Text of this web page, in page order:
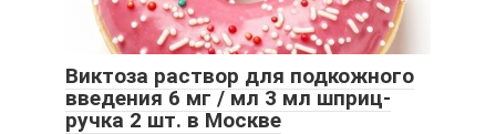
Виктоза раствор для подкожного
введения 6 мг / мл 3 мл шприц-
ручка 2 шт. в Москве